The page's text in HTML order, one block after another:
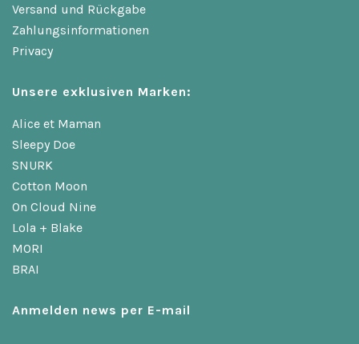
Versand und Rückgabe
Zahlungsinformationen
Privacy
Unsere exklusiven Marken:
Alice et Maman
Sleepy Doe
SNURK
Cotton Moon
On Cloud Nine
Lola + Blake
MORI
BRAI
Anmelden news per E-mail